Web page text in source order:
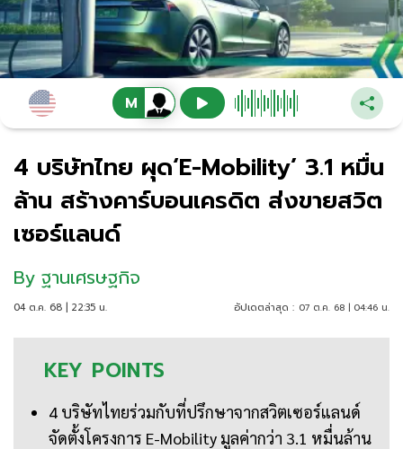
4 บริษัทไทย ผุด‘E-Mobility’ 3.1 หมื่น
ล้าน สร้างคาร์บอนเครดิต ส่งขายสวิต
เซอร์แลนด์
By ฐานเศรษฐกิจ
04 ต.ค. 68 | 22:35 น. อัปเดตล่าสุด : 07 ต.ค. 68 | 04:46 น.
KEY POINTS
4 บริษัทไทยร่วมกับที่ปรึกษาจากสวิตเซอร์แลนด์
จัดตั้งโครงการ E-Mobility มูลค่ากว่า 3.1 หมื่นล้าน